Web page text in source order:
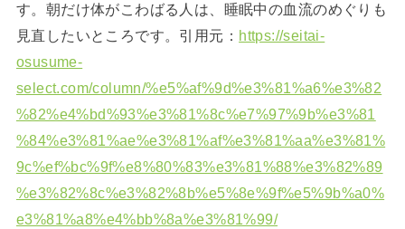
す。朝だけ体がこわばる人は、睡眠中の血流のめぐりも
見直したいところです。引用元： https://seitai-
osusume-
select.com/column/%e5%af%9d%e3%81%a6%e3%82
%82%e4%bd%93%e3%81%8c%e7%97%9b%e3%81
%84%e3%81%ae%e3%81%af%e3%81%aa%e3%81%
9c%ef%bc%9f%e8%80%83%e3%81%88%e3%82%89
%e3%82%8c%e3%82%8b%e5%8e%9f%e5%9b%a0%
e3%81%a8%e4%bb%8a%e3%81%99/